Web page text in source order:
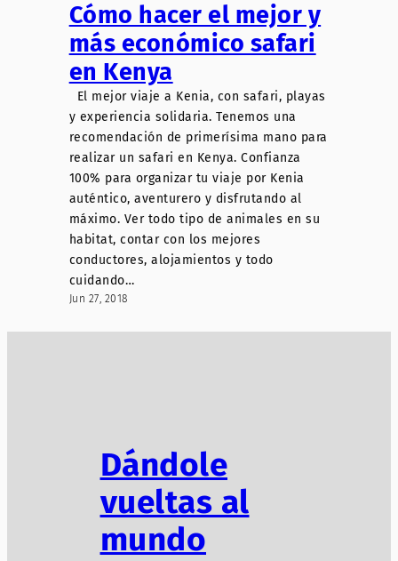
Cómo hacer el mejor y
más económico safari
en Kenya
El mejor viaje a Kenia, con safari, playas
y experiencia solidaria. Tenemos una
recomendación de primerísima mano para
realizar un safari en Kenya. Confianza
100% para organizar tu viaje por Kenia
auténtico, aventurero y disfrutando al
máximo. Ver todo tipo de animales en su
habitat, contar con los mejores
conductores, alojamientos y todo
cuidando…
Jun 27, 2018
Dándole
vueltas al
mundo